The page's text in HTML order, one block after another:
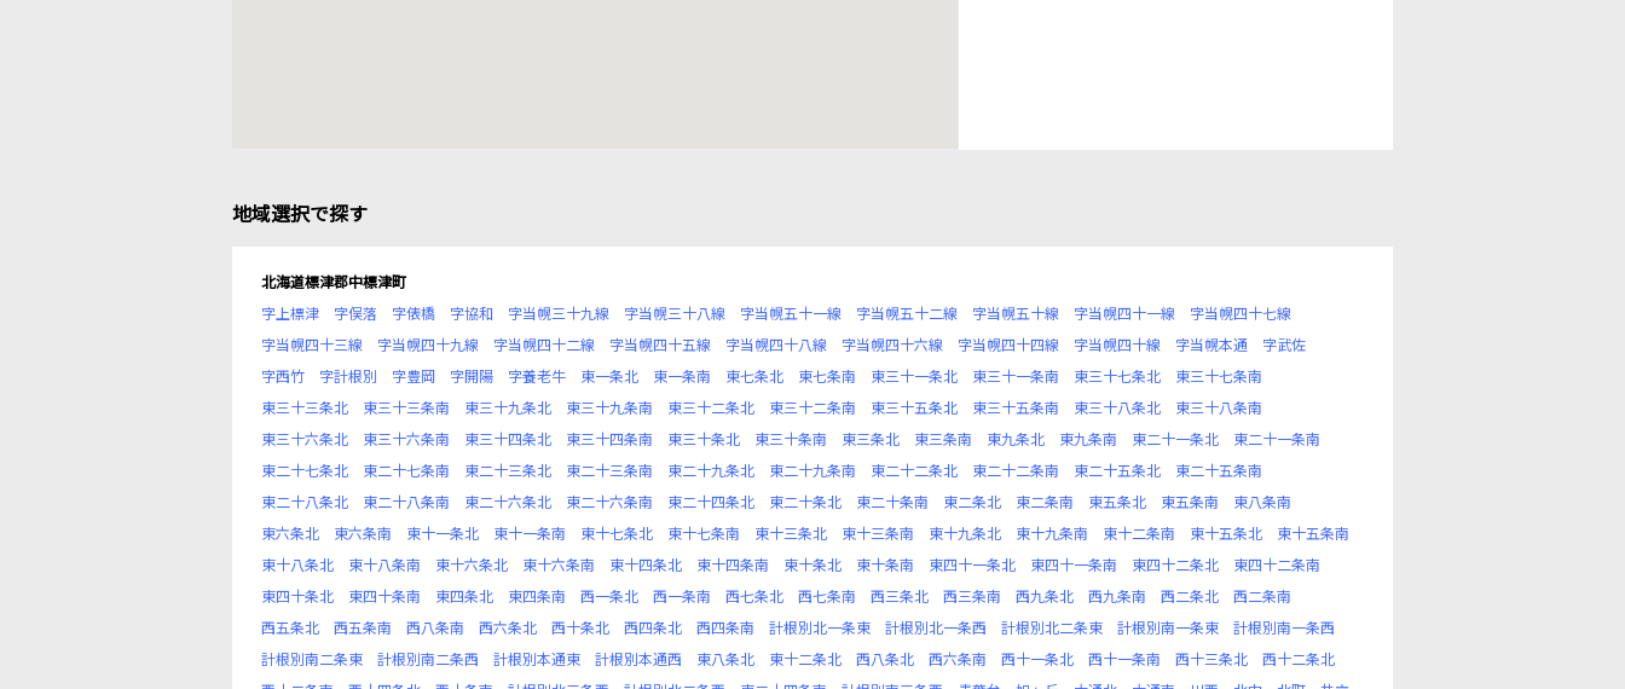
地域選択で探す
北海道標津郡中標津町
字上標津
字俣落 字俵橋 字協和 字当幌三十九線 字当幌三十八線 字当幌五十一線 字当幌五十二線 字当幌五十線 字当幌四十一線
字当幌四十七線
字当幌四十三線
字当幌四十九線 字当幌四十二線 字当幌四十五線 字当幌四十八線 字当幌四十六線 字当幌四十四線 字当幌四十線 字当幌本通
字武佐
字西竹
字計根別 字豊岡 字開陽 字養老牛 東一条北 東一条南 東七条北 東七条南 東三十一条北 東三十一条南 東三十七条北
東三十七条南
東三十三条北
東三十三条南 東三十九条北 東三十九条南 東三十二条北 東三十二条南 東三十五条北 東三十五条南 東三十八条北
東三十八条南
東三十六条北
東三十六条南 東三十四条北 東三十四条南 東三十条北 東三十条南 東三条北 東三条南 東九条北 東九条南 東二十一条北
東二十一条南
東二十七条北
東二十七条南 東二十三条北 東二十三条南 東二十九条北 東二十九条南 東二十二条北 東二十二条南 東二十五条北
東二十五条南
東二十八条北
東二十八条南 東二十六条北 東二十六条南 東二十四条北 東二十条北 東二十条南 東二条北 東二条南 東五条北 東五条南
東八条南
東六条北
東六条南 東十一条北 東十一条南 東十七条北 東十七条南 東十三条北 東十三条南 東十九条北 東十九条南 東十二条南 東十五条北
東十五条南
東十八条北
東十八条南 東十六条北 東十六条南 東十四条北 東十四条南 東十条北 東十条南 東四十一条北 東四十一条南 東四十二条北
東四十二条南
東四十条北
東四十条南 東四条北 東四条南 西一条北 西一条南 西七条北 西七条南 西三条北 西三条南 西九条北 西九条南 西二条北
西二条南
西五条北
西五条南 西八条南 西六条北 西十条北 西四条北 西四条南 計根別北一条東 計根別北一条西 計根別北二条東 計根別南一条東
計根別南一条西
計根別南二条東
計根別南二条西 計根別本通東 計根別本通西 東八条北 東十二条北 西八条北 西六条南 西十一条北 西十一条南 西十三条北
西十二条北